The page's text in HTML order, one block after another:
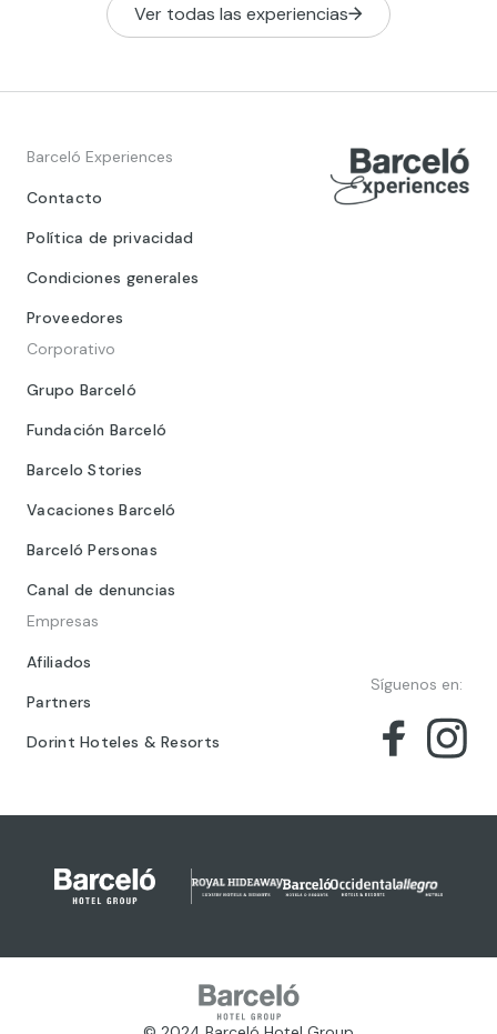
Ver todas las experiencias
Barceló Experiences
Contacto
Política de privacidad
Condiciones generales
Proveedores
Corporativo
Grupo Barceló
Fundación Barceló
Barcelo Stories
Vacaciones Barceló
Barceló Personas
Canal de denuncias
Empresas
Afiliados
Partners
Dorint Hoteles & Resorts
Síguenos en: